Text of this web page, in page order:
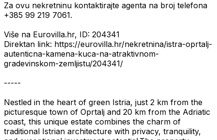
Za ovu nekretninu kontaktirajte agenta na broj telefona
+385 99 219 7061.
Više na Eurovilla.hr, ID: 204341
Direktan link: https://eurovilla.hr/nekretnina/istra-oprtalj-
autenticna-kamena-kuca-na-atraktivnom-
gradevinskom-zemljistu/204341/
-----
Nestled in the heart of green Istria, just 2 km from the
picturesque town of Oprtalj and 20 km from the Adriatic
coast, this unique estate combines the charm of
traditional Istrian architecture with privacy, tranquility,